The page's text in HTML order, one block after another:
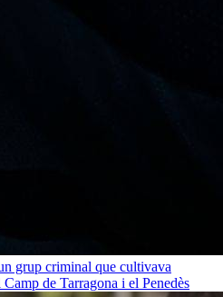
grup criminal que cultivava
de Tarragona i el Penedès